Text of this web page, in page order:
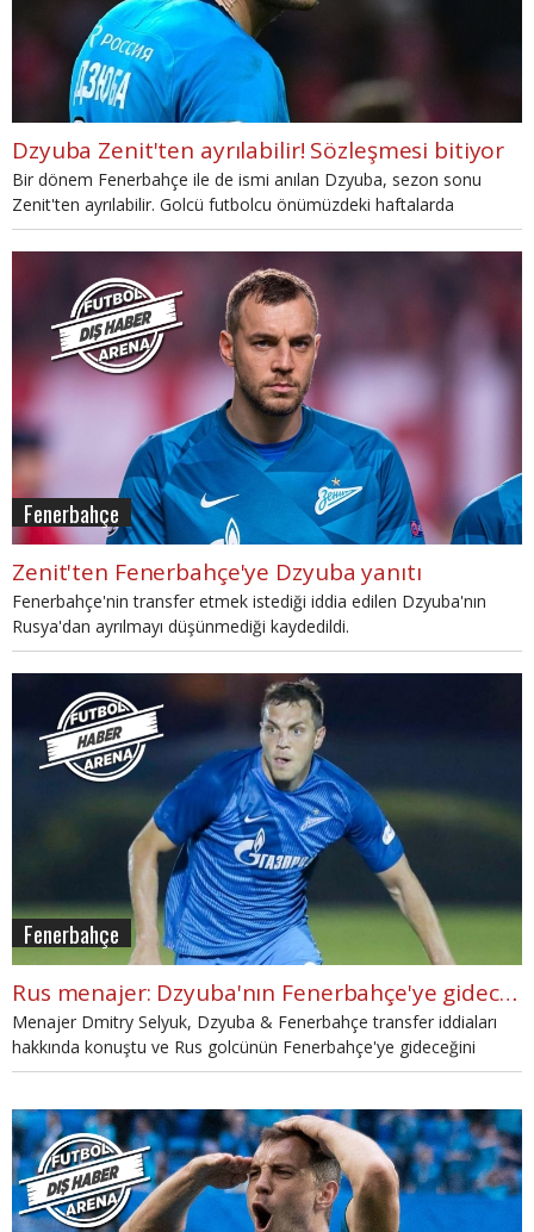
Dzyuba Zenit'ten ayrılabilir! Sözleşmesi bitiyor
Bir dönem Fenerbahçe ile de ismi anılan Dzyuba, sezon sonu
Zenit'ten ayrılabilir. Golcü futbolcu önümüzdeki haftalarda
geleceğiyle ilgili karar verecek.
Fenerbahçe
Zenit'ten Fenerbahçe'ye Dzyuba yanıtı
Fenerbahçe'nin transfer etmek istediği iddia edilen Dzyuba'nın
Rusya'dan ayrılmayı düşünmediği kaydedildi.
Fenerbahçe
Rus menajer: Dzyuba'nın Fenerbahçe'ye gideceğini sanmıyorum"
Menajer Dmitry Selyuk, Dzyuba & Fenerbahçe transfer iddiaları
hakkında konuştu ve Rus golcünün Fenerbahçe'ye gideceğini
sanmıyorum dedi.